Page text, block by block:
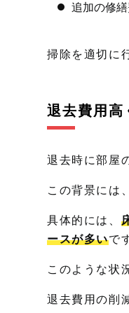
追加の修
掃除を適切に
退去費用高
退去時に部屋
この背景には
具体的には、
ースが多いで
このような状
退去費用の削